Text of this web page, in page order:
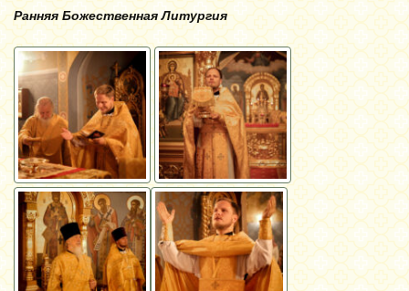
Ранняя Божественная Литургия